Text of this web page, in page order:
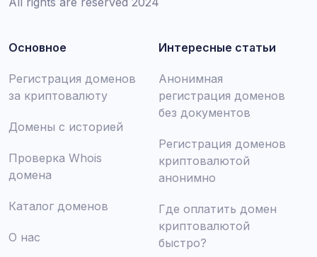
Основное
Регистрация доменов
за криптовалюту
Домены с историей
Проверка Whois
домена
Каталог доменов
О нас
Интересные статьи
Анонимная
регистрация доменов
без документов
Регистрация доменов
криптовалютой
анонимно
Где оплатить домен
криптовалютой
быстро?